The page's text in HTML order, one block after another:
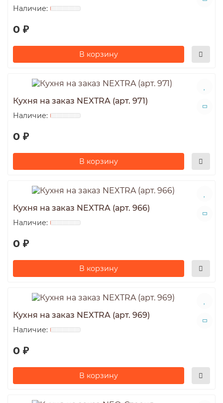
0 ₽
В корзину
Кухня на заказ NEXTRA (арт. 971)
0 ₽
В корзину
Кухня на заказ NEXTRA (арт. 966)
0 ₽
В корзину
Кухня на заказ NEXTRA (арт. 969)
0 ₽
В корзину